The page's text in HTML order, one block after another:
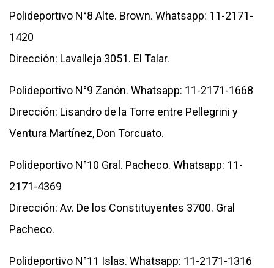
Polideportivo N°8 Alte. Brown. Whatsapp: 11-2171-
1420
Dirección: Lavalleja 3051. El Talar.
Polideportivo N°9 Zanón. Whatsapp: 11-2171-1668
Dirección: Lisandro de la Torre entre Pellegrini y
Ventura Martínez, Don Torcuato.
Polideportivo N°10 Gral. Pacheco. Whatsapp: 11-
2171-4369
Dirección: Av. De los Constituyentes 3700. Gral
Pacheco.
Polideportivo N°11 Islas. Whatsapp: 11-2171-1316